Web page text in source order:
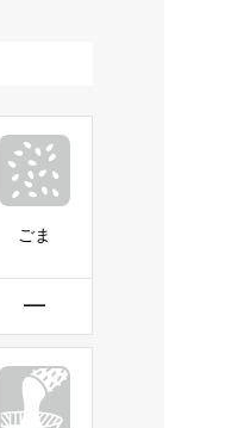
ごま
━